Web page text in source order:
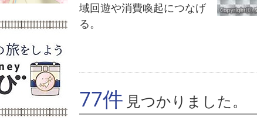
域回遊や消費喚起につなげ
る。
77件 見つかりました。